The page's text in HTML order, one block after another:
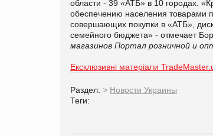
области - 39 «АТБ» в 10 городах.
обеспечению населения товарами
совершающих покупки в «АТБ»,
семейного бюджета» - отмечает
магазинов Портал розничной и
Ексклюзивні матеріали
Раздел: > Новости Украины
Теги: